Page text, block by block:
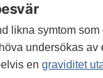
likna symtom som
undersökas av
engraviditet